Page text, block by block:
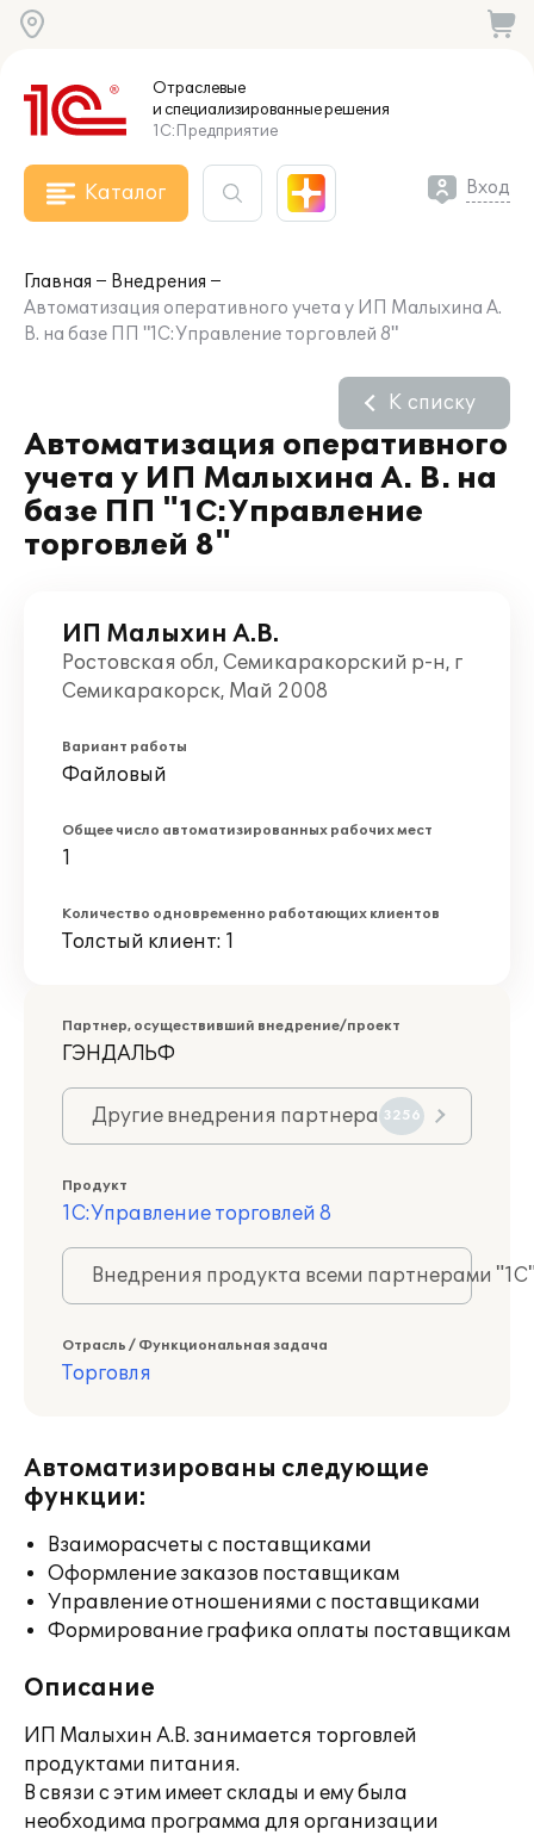
Отраслевые
и специализированныерешения
1С:Предприятие
Каталог Вход
Главная
Внедрения
Автоматизация оперативного учета у ИП Малыхина А.
В. на базе ПП "1С:Управление торговлей 8"
Автоматизация оперативного
учета у ИП Малыхина А. В. на
базе ПП "1С:Управление
торговлей 8"
К списку
ИП Малыхин А.В.
Ростовская обл, Семикаракорский р-н, г
Семикаракорск, Май 2008
Вариант работы
Файловый
Общее число автоматизированных рабочих мест
1
Количество одновременно работающих клиентов
Толстый клиент: 1
Партнер, осуществивший внедрение/проект
ГЭНДАЛЬФ
Другие внедрения партнера 3256
Продукт
1С:Управление торговлей 8
Внедрения продукта всеми партнерами
Отрасль / Функциональная задача
Торговля
Автоматизированы следующие
функции:
Взаиморасчеты с поставщиками
Оформление заказов поставщикам
Управление отношениями с поставщиками
Формирование графика оплаты поставщикам
Описание
ИП Малыхин А.В. занимается торговлей
продуктами питания.
В связи с этим имеет склады и ему была
необходима программа для организации